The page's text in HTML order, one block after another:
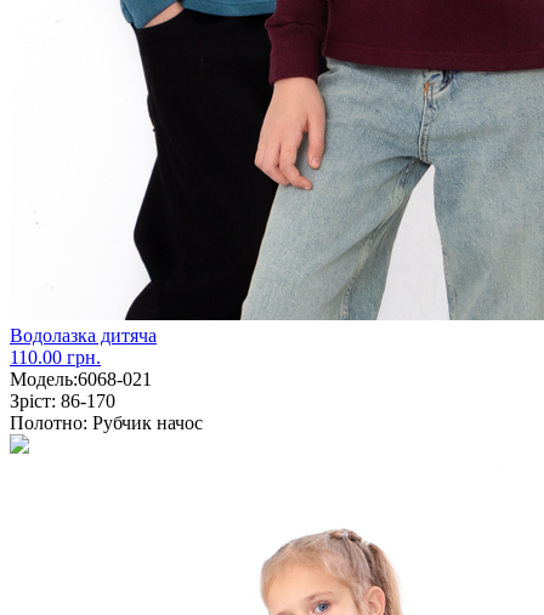
Водолазка дитяча
110.00 грн.
Модель:6068-021
Зріст: 86-170
Полотно: Рубчик начос